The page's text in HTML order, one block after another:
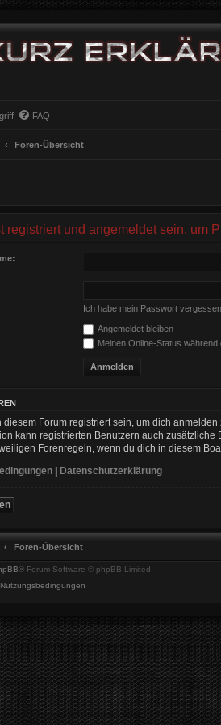
FAQ
Foren-Übersicht
registriert und angemeldet sein, um
Ich habe mein Passwort vergessen
Angemeldet bleiben
Meinen Online-Status
diesem Forum registriert sein, um dich
kann registrierten Benutzern auch
Forenregeln, wenn du dich in diesem
| Datenschutzerklärung
Foren-Übersicht
® Forum Software © phpBB Limited
Nutzungsbedingungen